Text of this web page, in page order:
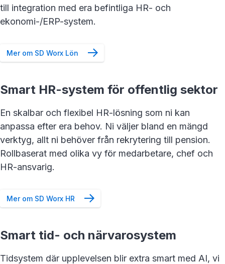
till integration med era befintliga HR- och
ekonomi-/ERP-system.
Mer om SD Worx Lön
Smart HR-system för offentlig sektor
En skalbar och flexibel HR-lösning som ni kan
anpassa efter era behov. Ni väljer bland en mängd
verktyg, allt ni behöver från rekrytering till pension.
Rollbaserat med olika vy för medarbetare, chef och
HR-ansvarig.
Mer om SD Worx HR
Smart tid- och närvarosystem
Tidsystem där upplevelsen blir extra smart med AI, vi